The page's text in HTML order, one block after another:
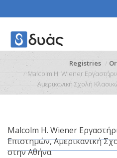
Registries
Malcolm H. Wiener
Αμερικανική Σχολή
Malcolm H. Wiener
Επιστημών, Αμερικανική
στην Αθήνα